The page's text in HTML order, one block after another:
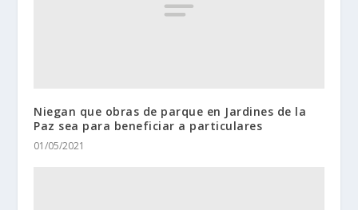
Niegan que obras de parque en Jardines de la
Paz sea para beneficiar a particulares
01/05/2021